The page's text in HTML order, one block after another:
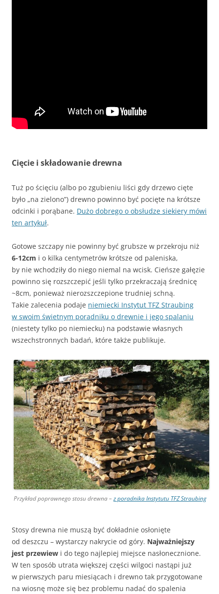
Cięcie i składowanie drewna
Tuż po ścięciu (albo po zgubieniu liści gdy drzewo cięte
było „na zielono”) drewno powinno być pocięte na krótsze
odcinki i porąbane. Dużo dobrego o obsłudze siekiery mówi
ten artykuł.
Gotowe szczapy nie powinny być grubsze w przekroju niż
6-12cm i o kilka centymetrów krótsze od paleniska,
by nie wchodziły do niego niemal na wcisk. Cieńsze gałęzie
powinno się rozszczepić jeśli tylko przekraczają średnicę
~8cm, ponieważ nierozszczepione trudniej schną.
Takie zalecenia podaje niemiecki Instytut TFZ Straubing
w swoim świetnym poradniku o drewnie i jego spalaniu
(niestety tylko po niemiecku) na podstawie własnych
wszechstronnych badań, które także publikuje.
Przykład poprawnego stosu drewna –z poradnika Instytutu TFZ Straubing
Stosy drewna nie muszą być dokładnie osłonięte
od deszczu – wystarczy nakrycie od góry. Najważniejszy
jest przewiew i do tego najlepiej miejsce nasłonecznione.
W ten sposób utrata większej części wilgoci nastąpi już
w pierwszych paru miesiącach i drewno tak przygotowane
na wiosnę może się bez problemu nadać do spalenia